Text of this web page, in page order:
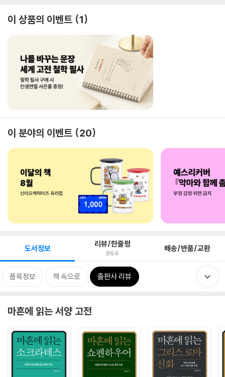
이 상품의 이벤트 1
이 분야의 이벤트 20
도서정보 리뷰/한줄평
864 배송/반품/교환
품목정보 책 속으로 출판사 리뷰
마흔에 읽는 서양 고전